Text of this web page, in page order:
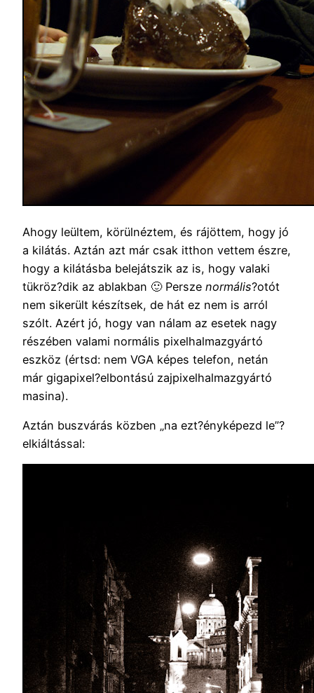
Ahogy leültem, körülnéztem, és rájöttem, hogy jó
a kilátás. Aztán azt már csak itthon vettem észre,
hogy a kilátásba belejátszik az is, hogy valaki
tükröz?dik az ablakban 🙂 Persze normális?otót
nem sikerült készítsek, de hát ez nem is arról
szólt. Azért jó, hogy van nálam az esetek nagy
részében valami normális pixelhalmazgyártó
eszköz (értsd: nem VGA képes telefon, netán
már gigapixel?elbontású zajpixelhalmazgyártó
masina).
Aztán buszvárás közben „na ezt?ényképezd le”?
elkiáltással: